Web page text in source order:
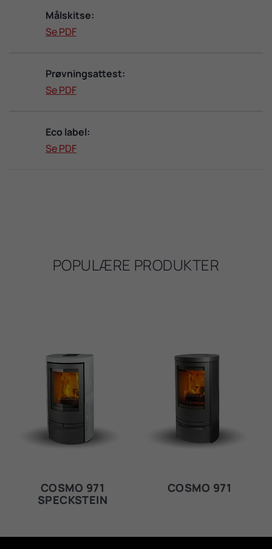
Målskitse:
Se PDF
Prøvningsattest:
Se PDF
Eco label:
Se PDF
POPULÆRE PRODUKTER
COSMO 971
SPECKSTEIN
COSMO 971